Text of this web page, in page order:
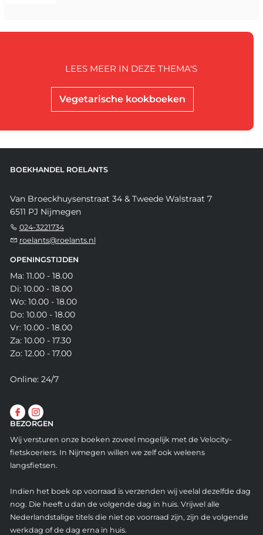
Vegetarische kookboeken
LEES MEER IN DEZE THEMA'S
BOEKHANDEL ROELANTS
Van Broeckhuysenstraat 34 & Tweede Walstraat 7
6511 PJ Nijmegen
024-3221734
roelants@roelants.nl
OPENINGSTIJDEN
Ma: 11.00 - 18.00
Di: 10.00 - 18.00
Wo: 10.00 - 18.00
Do: 10.00 - 18.00
Vr: 10.00 - 18.00
Za: 10.00 - 17.30
Zo: 12.00 - 17.00
Online: 24/7
BEZORGEN
Wij versturen onze boeken zoveel mogelijk met de Velocity-
fietskoeriers. In Nijmegen willen we zelf ook weleens
langsfietsen.
Indien het boek op voorraad is verzenden wij veelal dezelfde dag
nog. Die heeft u dan de volgende dag in huis. Vrijwel alle
Nederlandstalige titels die niet op voorraad zijn, zijn de volgende
werkdag of de dag erna in huis.